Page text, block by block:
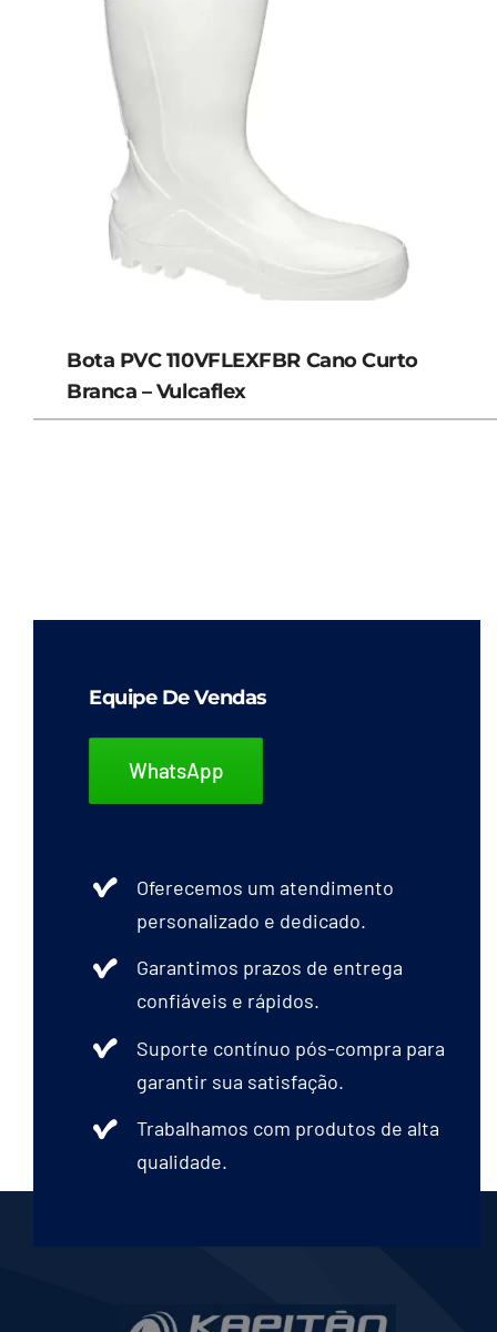
Bota PVC 110VFLEXFBR Cano Curto
Branca – Vulcaflex
Equipe De Vendas
WhatsApp
Oferecemos um atendimento
personalizado e dedicado.
Garantimos prazos de entrega
confiáveis e rápidos.
Suporte contínuo pós-compra para
garantir sua satisfação.
Trabalhamos com produtos de alta
qualidade.